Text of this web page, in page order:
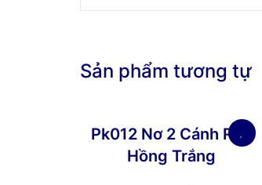
Sản phẩm tương tự
Pk012 Nơ 2 Cánh Ren
Hồng Trắng